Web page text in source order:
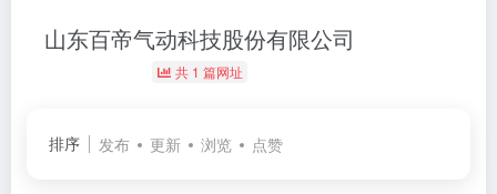
山东百帝气动科技股份有限公司
共 1 篇网址
排序 发布 更新 浏览 点赞